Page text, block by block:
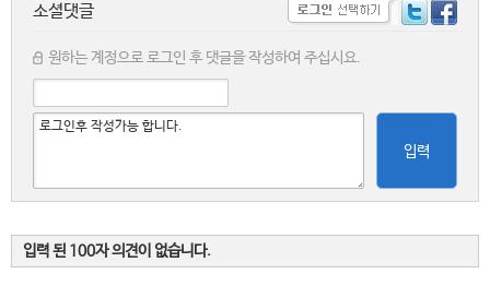
소셜댓글
원하는 계정으로 로그인 후 댓글을 작성하여 주십시요.
입력
입력 된 100자 의견이 없습니다.